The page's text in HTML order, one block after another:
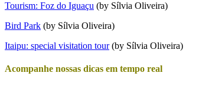
Tourism: Foz do Iguaçu (by Sílvia Oliveira)
Bird Park (by Sílvia Oliveira)
Itaipu: special visitation tour(by Sílvia Oliveira)
Acompanhe nossas dicas em tempo real